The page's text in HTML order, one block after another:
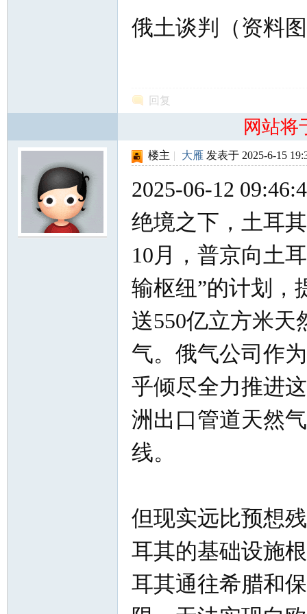
俄土谈判（资料
回复
网站将
楼主 | 大雁 发表于 2025-6-15
2025-06-12
绝境之下，土耳
10月，普京向土
输枢纽”的计划，
送550亿立方米
气。俄气公司作
乎倾尽全力推进
洲出口管道天然
线。
但现实远比预想
耳其的基础设施
耳其通往希腊和